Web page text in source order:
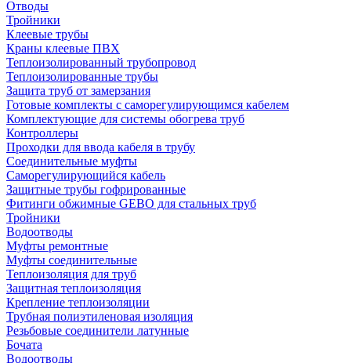
Отводы
Тройники
Клеевые трубы
Краны клеевые ПВХ
Теплоизолированный трубопровод
Теплоизолированные трубы
Защита труб от замерзания
Готовые комплекты с саморегулирующимся кабелем
Комплектующие для системы обогрева труб
Контроллеры
Проходки для ввода кабеля в трубу
Соединительные муфты
Саморегулирующийся кабель
Защитные трубы гофрированные
Фитинги обжимные GEBO для стальных труб
Тройники
Водоотводы
Муфты ремонтные
Муфты соединительные
Теплоизоляция для труб
Защитная теплоизоляция
Крепление теплоизоляции
Трубная полиэтиленовая изоляция
Резьбовые соединители латунные
Бочата
Водоотводы